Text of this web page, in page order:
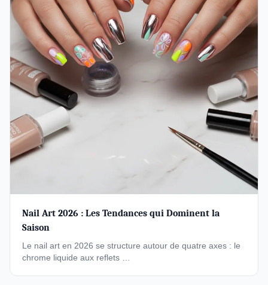
Nail Art 2026 : Les Tendances qui Dominent la
Saison
Le nail art en 2026 se structure autour de quatre axes : le
chrome liquide aux reflets …